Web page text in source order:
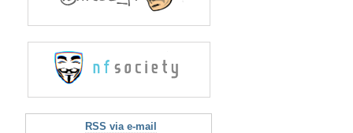
RSS via e-mail